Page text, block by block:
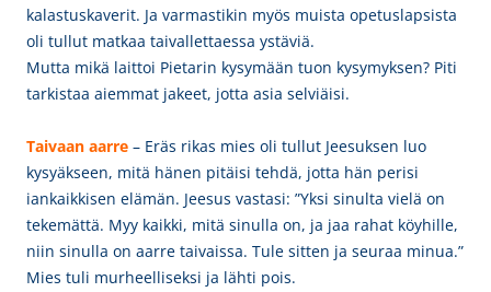
kalastuskaverit. Ja varmastikin myös muista opetuslapsista
oli tullut matkaa taivallettaessa ystäviä.
Mutta mikä laittoi Pietarin kysymään tuon kysymyksen? Piti
tarkistaa aiemmat jakeet, jotta asia selviäisi.
Taivaan aarre – Eräs rikas mies oli tullut Jeesuksen luo
kysyäkseen, mitä hänen pitäisi tehdä, jotta hän perisi
iankaikkisen elämän. Jeesus vastasi: ”Yksi sinulta vielä on
tekemättä. Myy kaikki, mitä sinulla on, ja jaa rahat köyhille,
niin sinulla on aarre taivaissa. Tule sitten ja seuraa minua.”
Mies tuli murheelliseksi ja lähti pois.